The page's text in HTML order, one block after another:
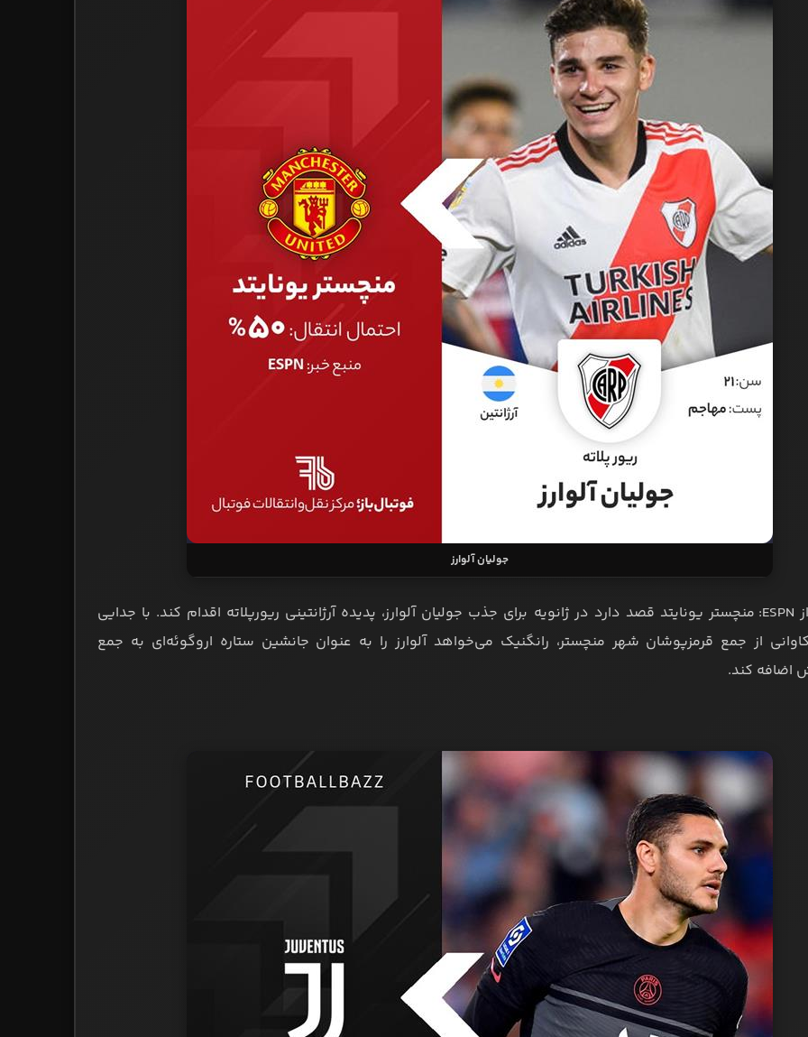
جولیان آلوارز
به نقل از ESPN: منچستر یونایتد قصد دارد در ژانویه برای جذب جولیان آلوارز، پدیده آرژانتینی ریورپلاته اقدام کند. با جدایی
از جمع قرمزپوشان شهر منچستر، رانگنیک می‌خواهد آلوارز را به عنوان جانشین ستاره اروگوئه‌ای به جمع
اضافه کند.